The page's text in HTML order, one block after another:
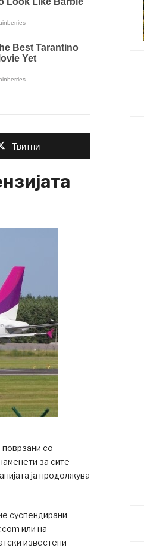
Твитни
поврзани со
за сите
ја продолжува
суспендирани
или на
известени